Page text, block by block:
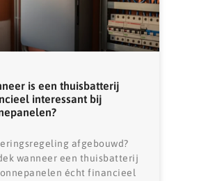
is een thuisbatterij
interessant bij
afgebouwd?
wanneer een thuisbatterij
écht financieel